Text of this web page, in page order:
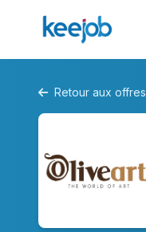
Retour aux offres